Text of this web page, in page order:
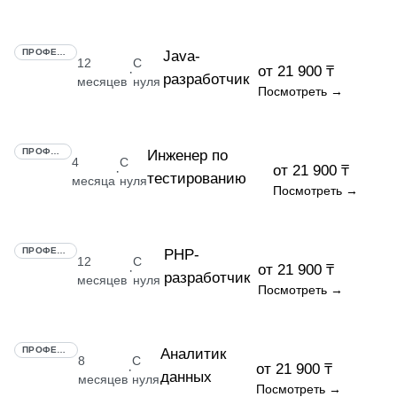
12
месяцев
·
С
нуля
Java-
разработчик от 21 900 ₸
Посмотреть →
4
месяца
·
С
нуля
Инженер по
тестированию
от 21 900 ₸
Посмотреть →
12
месяцев
·
С
нуля
PHP-
разработчик от 21 900 ₸
Посмотреть →
8
месяцев
·
С
нуля
Аналитик
данных
от 21 900 ₸
Посмотреть →